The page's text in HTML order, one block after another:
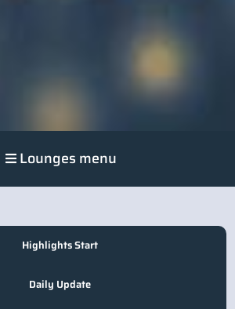
Lounges menu
Highlights Start
Daily Update